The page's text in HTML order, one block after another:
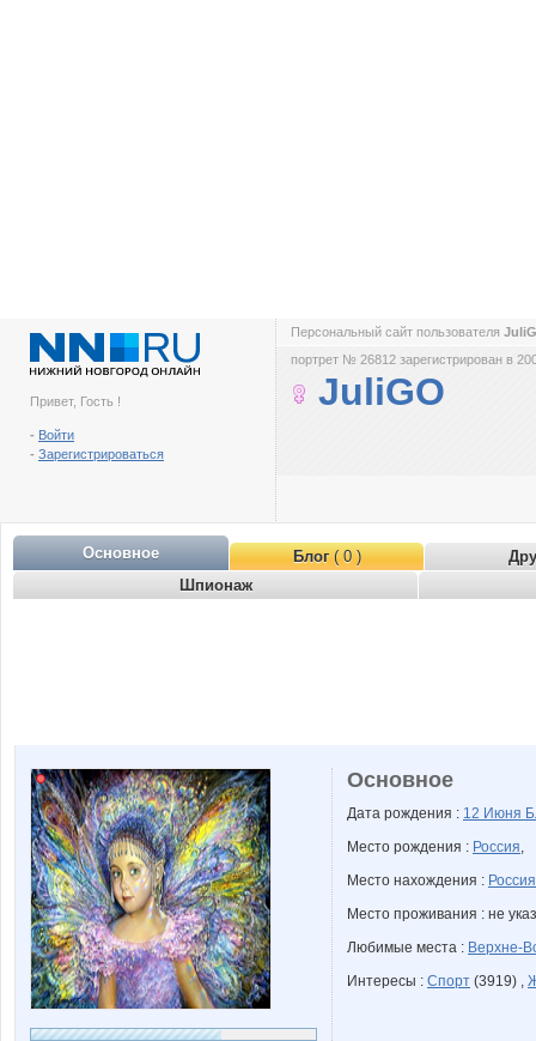
Привет, Гость !
- Войти
- Зарегистрироваться
Персональный сайт пользователя
портрет № 26812 зарегистрирован в
JuliGO
Основное Блог( 0 )
Шпионаж
Основное
Дата рождения : 12 Июня
Место рождения : Россия,
Место нахождения : Россия
Место проживания : не
Любимые места : Верхне-
Интересы : Спорт (3919) ,